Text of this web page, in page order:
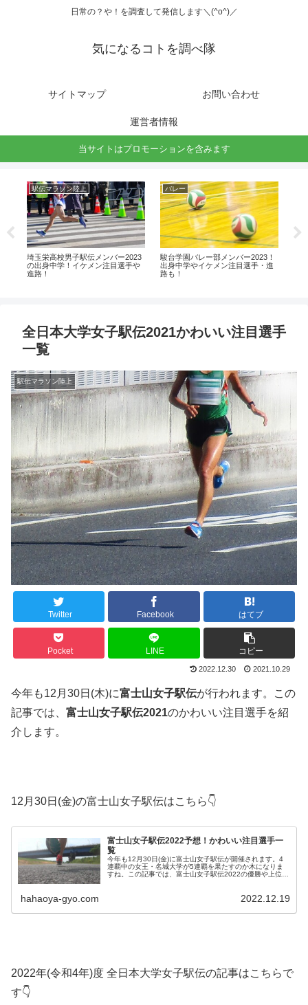
日常の？や！を調査して発信します＼(^o^)／
気になるコトを調べ隊
サイトマップ お問い合わせ
運営者情報
当サイトはプロモーションを含みます
駅伝マラソン陸上
埼玉栄高校男子駅伝メンバー2023
の出身中学！イケメン注目選手や
進路！
バレー
駿台学園バレー部メンバー2023！
出身中学やイケメン注目選手・進
路も！
全日本大学女子駅伝2021かわいい注目選手
一覧
駅伝マラソン陸上
Twitter Facebook はてブ
Pocket LINE コピー
2022.12.30 2021.10.29
今年も12月30日(木)に富士山女子駅伝が行われます。この
記事では、 富士山女子駅伝2021のかわいい注目選手を紹
介します。
12月30日(金)の富士山女子駅伝はこちら👇
富士山女子駅伝2022予想！かわいい注目選手一
覧
今年も12月30日(金)に富士山女子駅伝が開催されます。4
連覇中の女王・名城大学が5連覇を果たすのか木になりま
すね。この記事では、富士山女子駅伝2022の優勝や上位入
hahaoya-gyo.com 2022.12.19
2022年(令和4年)度 全日本大学女子駅伝の記事はこちらで
す👇